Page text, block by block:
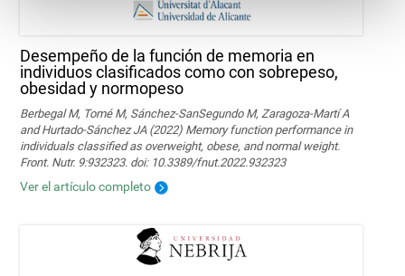
Desempeño de la función de memoria en
individuos clasificados como con sobrepeso,
obesidad y normopeso
Berbegal M, Tomé M, Sánchez-SanSegundo M, Zaragoza-Martí A
and Hurtado-Sánchez JA (2022) Memory function performance in
individuals classified as overweight, obese, and normal weight.
Front. Nutr. 9:932323. doi: 10.3389/fnut.2022.932323
Ver el artículo completo